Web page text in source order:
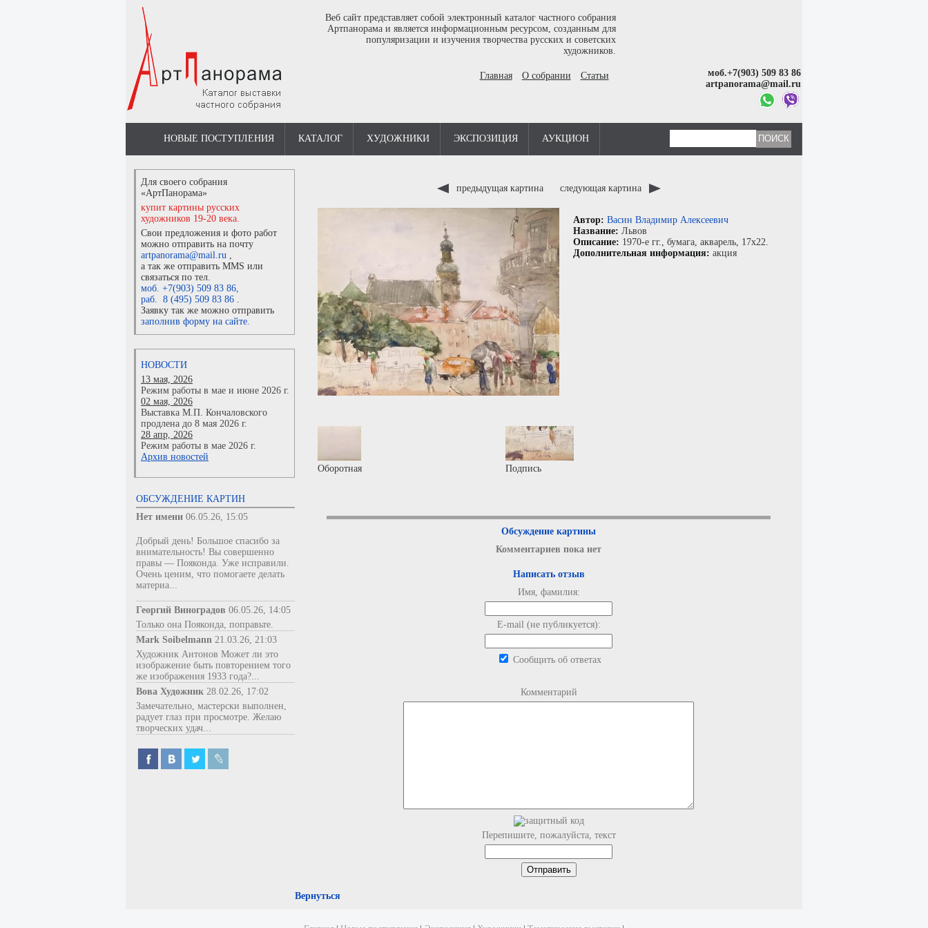
Веб сайт представляет собой электронный каталог частного собрания
Артпанорама и является информационным ресурсом, созданным для
популяризации и изучения творчества русских и советских
художников.
Главная О собрании Статьи
моб.+7(903) 509 83 86
artpanorama@mail.ru
НОВЫЕ ПОСТУПЛЕНИЯ КАТАЛОГ ХУДОЖНИКИ ЭКСПОЗИЦИЯ АУКЦИОН
Для своего собрания
«АртПанорама»
купит картины русских
художников 19-20 века.
Свои предложения и фото работ
можно отправить на почту
artpanorama@mail.ru ,
а так же отправить MMS или
связаться по тел.
моб. +7(903) 509 83 86,
раб. 8 (495) 509 83 86 .
Заявку так же можно отправить
заполнив форму на сайте.
НОВОСТИ
13 мая, 2026
Режим работы в мае и июне 2026 г.
02 мая, 2026
Выставка М.П. Кончаловского
продлена до 8 мая 2026 г.
28 апр, 2026
Режим работы в мае 2026 г.
Архив новостей
ОБСУЖДЕНИЕ КАРТИН
Нет имени 06.05.26, 15:05
Добрый день! Большое спасибо за
внимательность! Вы совершенно
правы — Пояконда. Уже исправили.
Очень ценим, что помогаете делать
материа...
Георгий Виноградов 06.05.26, 14:05
Только она Пояконда, поправьте.
Mark Soibelmann 21.03.26, 21:03
Художник Антонов Может ли это
изображение быть повторением того
же изображения 1933 года?...
Вова Художник 28.02.26, 17:02
Замечательно, мастерски выполнен,
радует глаз при просмотре. Желаю
творческих удач...
предыдущая картина следующая картина
Автор: Васин Владимир Алексеевич
Название: Львов
Описание: 1970-е гг., бумага, акварель, 17x22.
Дополнительная информация: акция
Оборотная Подпись
Обсуждение картины
Комментариев пока нет
Написать отзыв
Имя, фамилия:
E-mail (не публикуется):
Сообщить об ответах
Комментарий
Перепишите, пожалуйста, текст
Вернуться